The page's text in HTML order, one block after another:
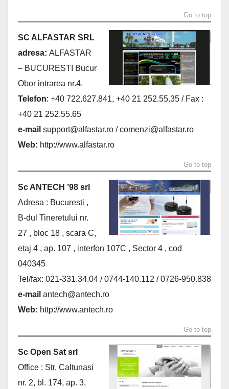
Go to top
SC ALFASTAR SRL
adresa: ALFASTAR
– BUCURESTI Bucur
Obor intrarea nr.4.
Telefon: +40 722.627.841, +40 21 252.55.35 / Fax :
+40 21 252.55.65
e-mail support@alfastar.ro /comenzi@alfastar.ro
Web: http://www.alfastar.ro
Go to top
Sc ANTECH ’98 srl
Adresa : Bucuresti ,
B-dul Tineretului nr.
27 , bloc 18 , scara C,
etaj 4 , ap. 107 , interfon 107C , Sector 4 , cod
040345
Tel/fax: 021-331.34.04 / 0744-140.112 / 0726-950.838
e-mail antech@antech.ro
Web: http://www.antech.ro
Go to top
Sc Open Sat srl
Office : Str. Caltunasi
nr. 2, bl. 174, ap. 3,